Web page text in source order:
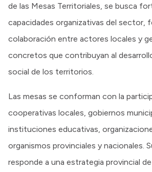
de las Mesas Territoriales, se busca
capacidades organizativas del sector,
colaboración entre actores locales y
concretos que contribuyan al
social de los territorios.
Las mesas se conforman con la
cooperativas locales, gobiernos
instituciones educativas,
organismos provinciales y nacionales.
responde a una estrategia provincial